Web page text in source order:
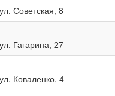
Советская, 8
Гагарина, 27
Коваленко, 4